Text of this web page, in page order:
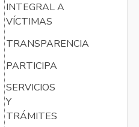
INTEGRAL A
VÍCTIMAS
TRANSPARENCIA
PARTICIPA
SERVICIOS
Y
TRÁMITES